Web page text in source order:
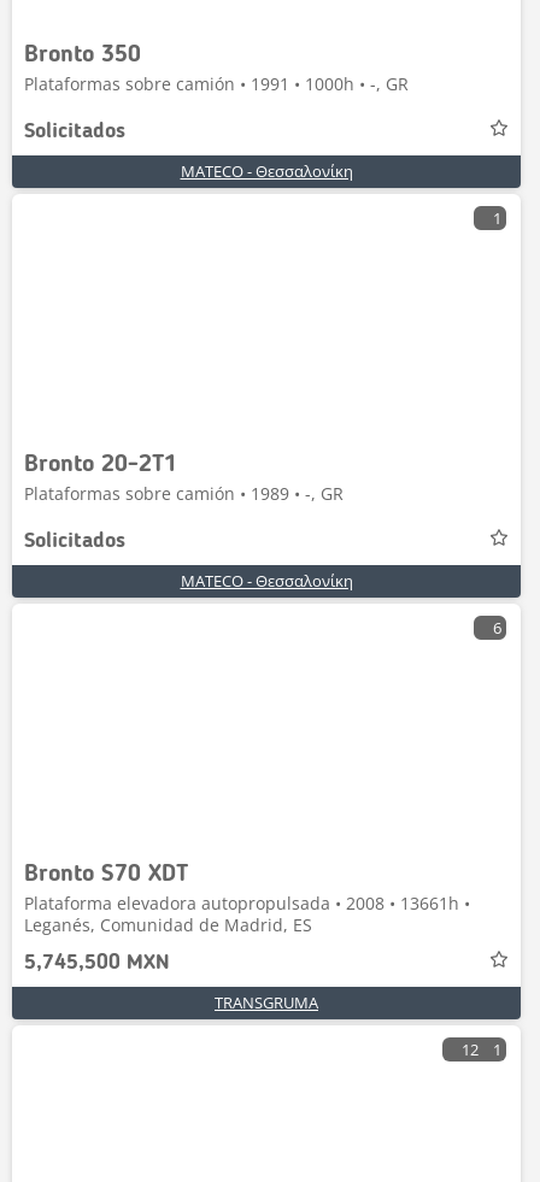
Bronto 350
Plataformas sobre camión • 1991 • 1000h • -, GR
Solicitados
MATECO - Θεσσαλονίκη
1
Bronto 20-2T1
Plataformas sobre camión • 1989 • -, GR
Solicitados
MATECO - Θεσσαλονίκη
6
Bronto S70 XDT
Plataforma elevadora autopropulsada • 2008 • 13661h •
Leganés, Comunidad de Madrid, ES
5,745,500 MXN
TRANSGRUMA
12 1